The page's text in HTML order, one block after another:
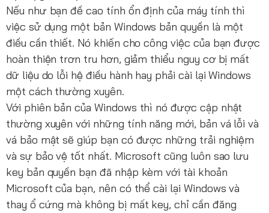
Nếu như bạn đề cao tính ổn định của máy tính thì
việc sử dụng một bản Windows bản quyền là một
điều cần thiết. Nó khiến cho công việc của bạn được
hoàn thiện trơn tru hơn, giảm thiểu nguy cơ bị mất
dữ liệu do lỗi hệ điều hành hay phải cài lại Windows
một cách thường xuyên.
Với phiên bản của Windows thì nó được cập nhật
thường xuyên với những tính năng mới, bản vá lỗi và
vá bảo mật sẽ giúp bạn có được những trải nghiệm
và sự bảo vệ tốt nhất. Microsoft cũng luôn sao lưu
key bản quyền bạn đã nhập kèm với tài khoản
Microsoft của bạn, nên có thể cài lại Windows và
thay ổ cứng mà không bị mất key, chỉ cần đăng